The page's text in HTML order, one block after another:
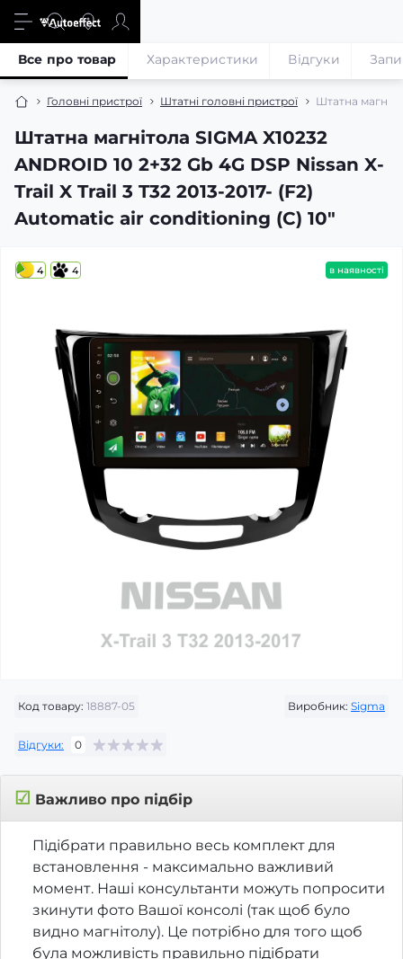
Головні пристрої Штатні головні пристрої Штатна
Штатна магнітола SIGMA X10232
ANDROID 10 2+32 Gb 4G DSP Nissan X-
Trail X Trail 3 T32 2013-2017- (F2)
Automatic air conditioning (C) 10"
Все про товар Характеристики Відгуки
4 4 в наявності
Код товару: 18887-05 Виробник: Sigma
Відгуки: 0
☑ Важливо про підбір
Підібрати правильно весь комплект для
встановлення - максимально важливий
момент. Наші консультанти можуть попросити
зкинути фото Вашої консолі (так щоб було
видно магнітолу). Це потрібно для того щоб
була можливість правильно підібрати